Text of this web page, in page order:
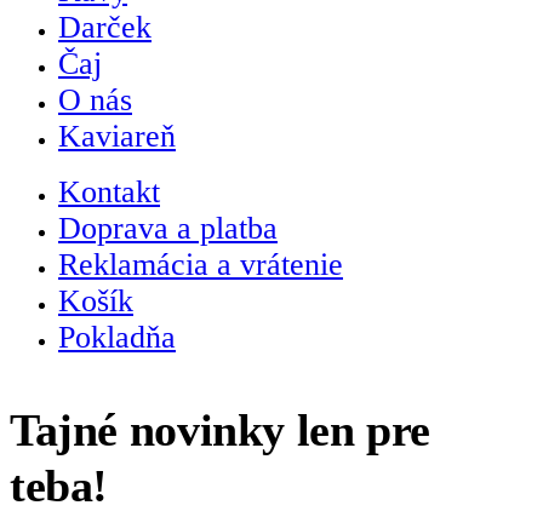
Darček
Čaj
O nás
Kaviareň
Kontakt
Doprava a platba
Reklamácia a vrátenie
Košík
Pokladňa
Tajné novinky len pre
teba!